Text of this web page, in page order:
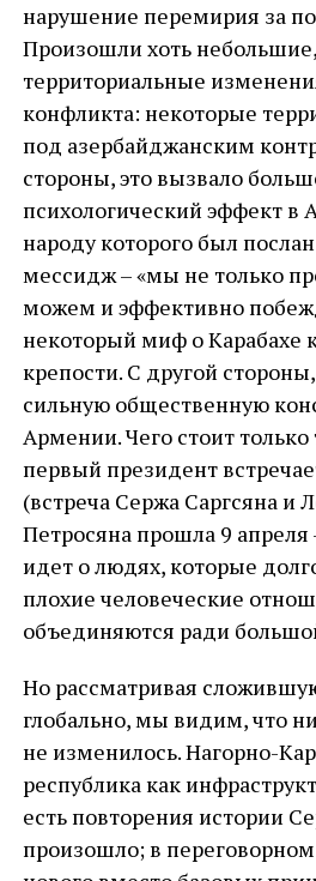
нарушение перемирия за
Произошли хоть
территориальные
конфликта: некоторые
под азербайджанским
стороны, это вызвало
психологический эффект в
народу которого был
мессидж – «мы не только
можем и эффективно
некоторый миф о Карабахе
крепости. С другой
сильную общественную
Армении. Чего стоит только
первый президент
(встреча Сержа Саргсяна и
Петросяна прошла 9 апреля
идет о людях, которые
плохие человеческие
объединяются ради
Но рассматривая
глобально, мы видим, что
не изменилось. Нагорно-
республика как
есть повторения истории
произошло; в